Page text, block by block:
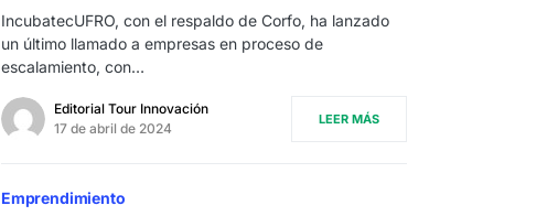
IncubatecUFRO, con el respaldo de Corfo, ha lanzado
un último llamado a empresas en proceso de
escalamiento, con…
Editorial Tour Innovación
17 de abril de 2024
LEER MÁS
Emprendimiento